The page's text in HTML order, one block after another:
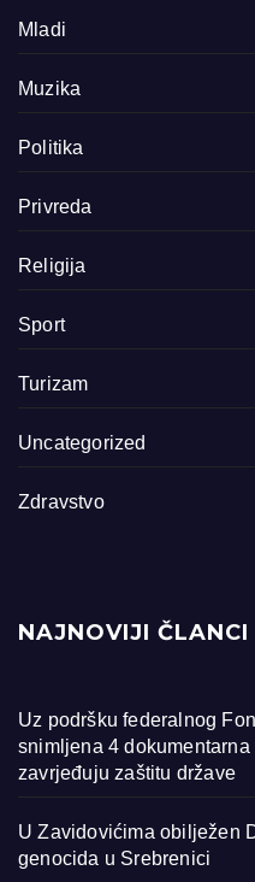
Mladi
Muzika
Politika
Privreda
Religija
Sport
Turizam
Uncategorized
Zdravstvo
NAJNOVIJI ČLANCI
Uz podršku federalnog
snimljena 4
zavrjeđuju zaštitu države
U Zavidovićima obilježen
genocida u Srebrenici